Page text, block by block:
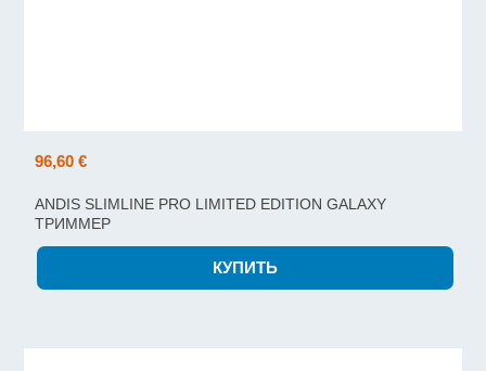
96,60 €
ANDIS SLIMLINE PRO LIMITED EDITION GALAXY
ТРИММЕР